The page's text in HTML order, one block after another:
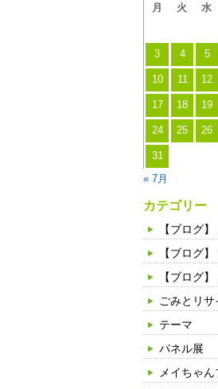
月 火 水
3 4 5
10 11 12
17 18 19
24 25 26
31
« 7月
カテゴリー
【ブログ
【ブログ
【ブログ
ごみとリサ
テーマ
パネル展
メイちゃ